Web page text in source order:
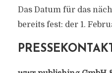
Das Datum für das
bereits fest: der 1.